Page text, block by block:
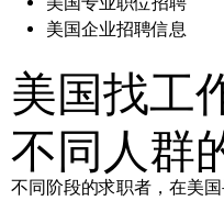
美国企业招聘信息
美国找工
不同人群
不同阶段的求职者，在美